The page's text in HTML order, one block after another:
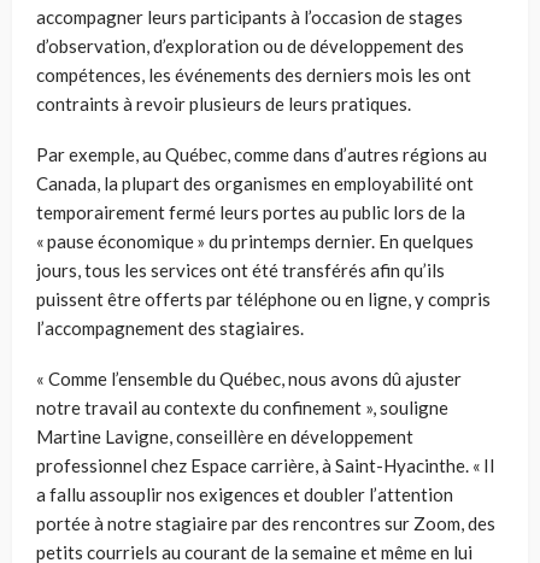
accompagner leurs participants à l’occasion de stages
d’observation, d’exploration ou de développement des
compétences, les événements des derniers mois les ont
contraints à revoir plusieurs de leurs pratiques.
Par exemple, au Québec, comme dans d’autres régions au
Canada, la plupart des organismes en employabilité ont
temporairement fermé leurs portes au public lors de la
« pause économique » du printemps dernier. En quelques
jours, tous les services ont été transférés afin qu’ils
puissent être offerts par téléphone ou en ligne, y compris
l’accompagnement des stagiaires.
« Comme l’ensemble du Québec, nous avons dû ajuster
notre travail au contexte du confinement », souligne
Martine Lavigne, conseillère en développement
professionnel chez Espace carrière, à Saint-Hyacinthe. « Il
a fallu assouplir nos exigences et doubler l’attention
portée à notre stagiaire par des rencontres sur Zoom, des
petits courriels au courant de la semaine et même en lui